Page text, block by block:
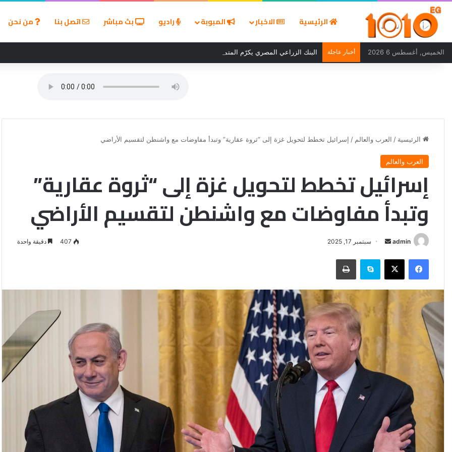
الرئيسية الاخبار المبوبة راديو بث مباشر اتصل بنا من نحن
الخميس, أغسطس 6 2026 أخبار عاجلة البنك الزراعي المصري يكرّم المتميزين في مسابقة القروض الشخصية بعد نتائج قوية بالربع الأول من 2026
الرئيسية / العرب والعالم / إسرائيل تخطط لتحويل غزة إلى “ثروة عقارية” وتبدأ مفاوضات مع واشنطن لتقسيم الأراضي
العرب والعالم
إسرائيل تخطط لتحويل غزة إلى “ثروة عقارية”
وتبدأ مفاوضات مع واشنطن لتقسيم الأراضي
admin
أرسل
إلكترونيا
سبتمبر 17, 2025 407 دقيقة واحدة
فيسبوك ‫X سكايب طباعة